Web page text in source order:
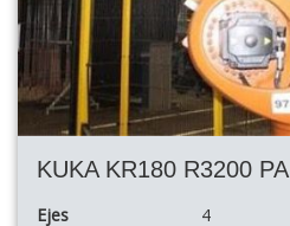
KUKA KR180 R3200 PA
Ejes
4